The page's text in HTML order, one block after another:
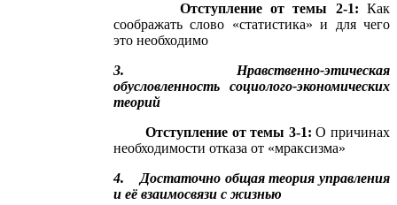
Отступление от темы 2-1: Как
соображать слово «статистика» и для чего
это необходимо
3. Нравственно-этическая
обусловленность социолого-экономических
теорий
Отступление от темы 3-1: О причинах
необходимости отказа от «мраксизма»
4. Достаточно общая теория управления
и её взаимосвязи с жизнью